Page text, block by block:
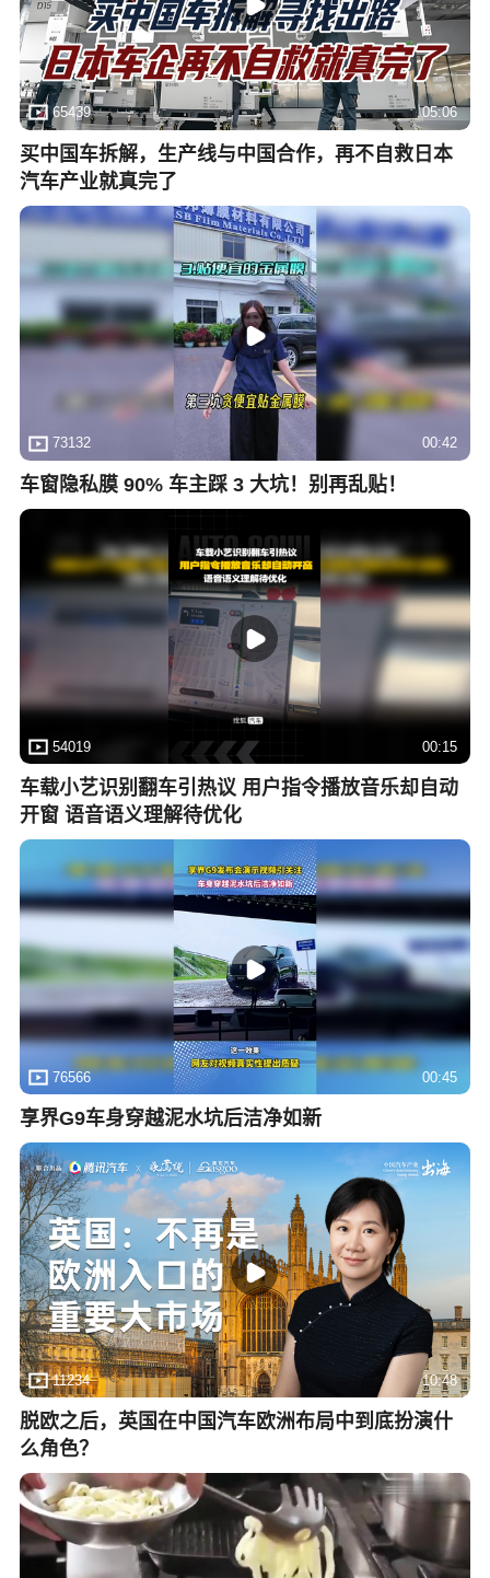
65439 05:06
买中国车拆解，生产线与中国合作，再不自救日本
汽车产业就真完了
73132 00:42
车窗隐私膜 90% 车主踩 3 大坑！别再乱贴！
54019 00:15
车载小艺识别翻车引热议 用户指令播放音乐却自动
开窗 语音语义理解待优化
76566 00:45
享界G9车身穿越泥水坑后洁净如新
11234 10:48
脱欧之后，英国在中国汽车欧洲布局中到底扮演什
么角色？